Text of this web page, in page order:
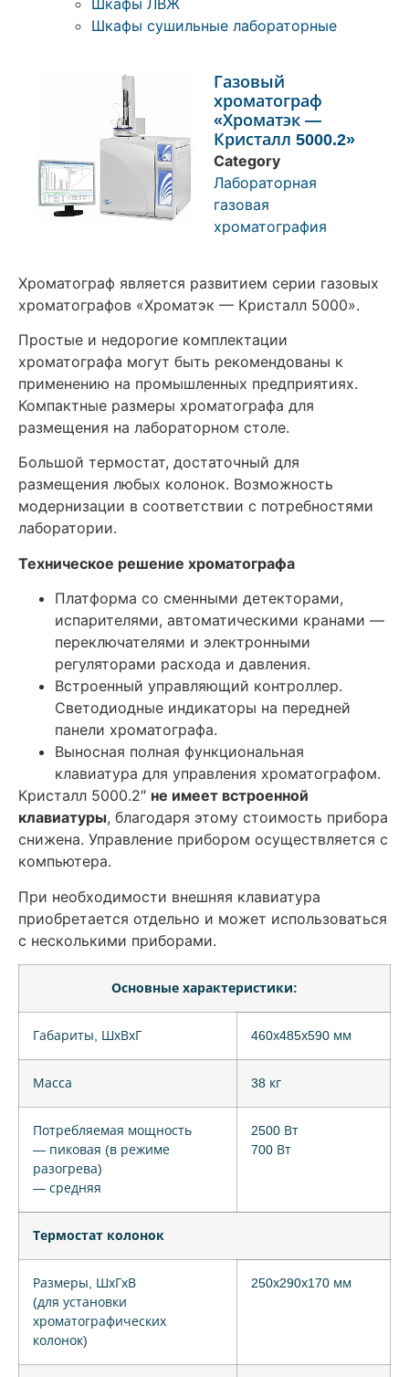
Шкафы ЛВЖ
Шкафы сушильные лабораторные
Газовый
хроматограф
«Хроматэк —
Кристалл 5000.2»
Category
Лабораторная
газовая
хроматография
Хроматограф является развитием серии газовых
хроматографов «Хроматэк — Кристалл 5000».
Простые и недорогие комплектации
хроматографа могут быть рекомендованы к
применению на промышленных предприятиях.
Компактные размеры хроматографа для
размещения на лабораторном столе.
Большой термостат, достаточный для
размещения любых колонок. Возможность
модернизации в соответствии с потребностями
лаборатории.
Техническое решение хроматографа
Платформа со сменными детекторами,
испарителями, автоматическими кранами —
переключателями и электронными
регуляторами расхода и давления.
Встроенный управляющий контроллер.
Светодиодные индикаторы на передней
панели хроматографа.
Выносная полная функциональная
клавиатура для управления хроматографом.
Кристалл 5000.2″ не имеет встроенной
клавиатуры, благодаря этому стоимость прибора
снижена. Управление прибором осуществляется с
компьютера.
При необходимости внешняя клавиатура
приобретается отдельно и может использоваться
с несколькими приборами.
Основные характеристики:
Габариты, ШхВхГ 460х485х590 мм
Масса 38 кг
Потребляемая мощность
— пиковая (в режиме
разогрева)
— средняя
2500 Вт
700 Вт
Термостат колонок
Размеры, ШхГхВ
(для установки
хроматографических
колонок)
250х290х170 мм